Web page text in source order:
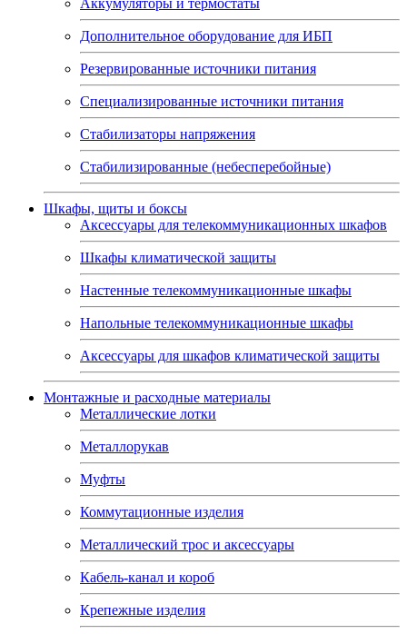
Аккумуляторы и термостаты
Дополнительное оборудование для ИБП
Резервированные источники питания
Специализированные источники питания
Стабилизаторы напряжения
Стабилизированные (небесперебойные)
Шкафы, щиты и боксы
Аксессуары для телекоммуникационных шкафов
Шкафы климатической защиты
Настенные телекоммуникационные шкафы
Напольные телекоммуникационные шкафы
Аксессуары для шкафов климатической защиты
Монтажные и расходные материалы
Металлические лотки
Металлорукав
Муфты
Коммутационные изделия
Металлический трос и аксессуары
Кабель-канал и короб
Крепежные изделия